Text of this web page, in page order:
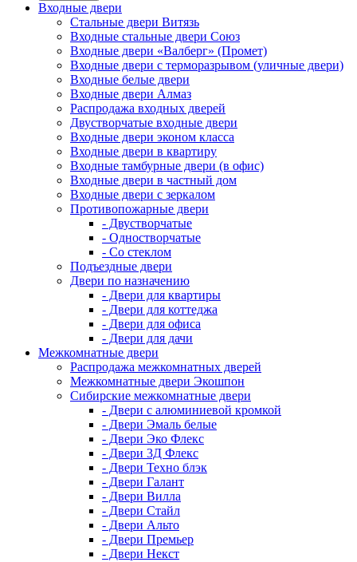
Входные двери
Стальные двери Витязь
Входные стальные двери Союз
Входные двери «Валберг» (Промет)
Входные двери с терморазрывом (уличные двери)
Входные белые двери
Входные двери Алмаз
Распродажа входных дверей
Двустворчатые входные двери
Входные двери эконом класса
Входные двери в квартиру
Входные тамбурные двери (в офис)
Входные двери в частный дом
Входные двери с зеркалом
Противопожарные двери
- Двустворчатые
- Одностворчатые
- Со стеклом
Подъездные двери
Двери по назначению
- Двери для квартиры
- Двери для коттеджа
- Двери для офиса
- Двери для дачи
Межкомнатные двери
Распродажа межкомнатных дверей
Межкомнатные двери Экошпон
Сибирские межкомнатные двери
- Двери с алюминиевой кромкой
- Двери Эмаль белые
- Двери Эко Флекс
- Двери 3Д Флекс
- Двери Техно блэк
- Двери Галант
- Двери Вилла
- Двери Стайл
- Двери Альто
- Двери Премьер
- Двери Некст